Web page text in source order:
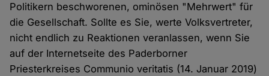
Politikern beschworenen, ominösen "Mehrwert" für
die Gesellschaft. Sollte es Sie, werte Volksvertreter,
nicht endlich zu Reaktionen veranlassen, wenn Sie
auf der Internetseite des Paderborner
Priesterkreises Communio veritatis (14. Januar 2019)